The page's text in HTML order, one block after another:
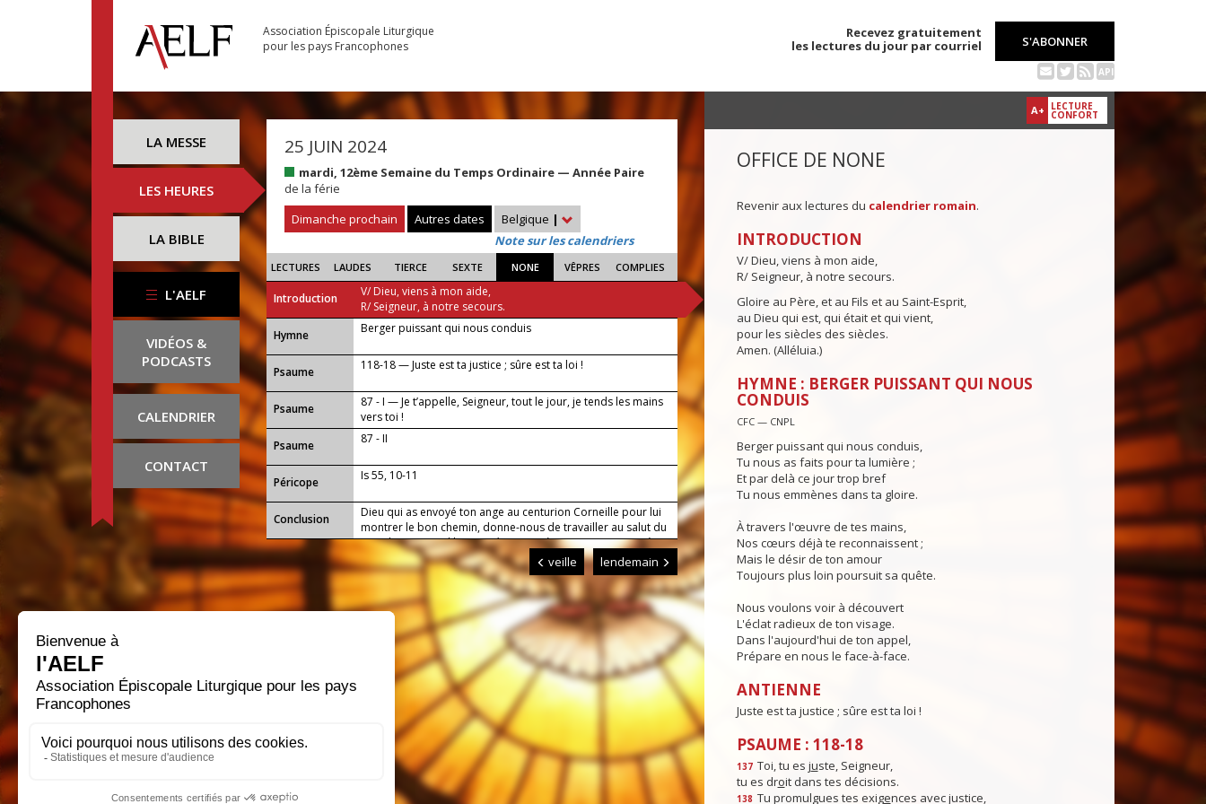
Association Épiscopale Liturgique
pour les pays Francophones
Recevez gratuitement
les lectures du jour par courriel
S'ABONNER
API
LA MESSE
LES HEURES
LA BIBLE
L'AELF
VIDÉOS &
PODCASTS
CALENDRIER
CONTACT
25 JUIN 2024
mardi, 12ème Semaine du Temps Ordinaire — Année Paire
de la férie
Dimanche prochain
Autres dates Belgique |
Note sur les calendriers
LECTURES LAUDES TIERCE SEXTE NONE VÊPRES COMPLIES
Introduction
V/ Dieu, viens à mon aide,
R/ Seigneur, à notre secours.
...
Hymne Berger puissant qui nous conduis
Psaume 118-18 — Juste est ta justice ; sûre est ta loi !
Psaume
87 - I — Je t’appelle, Seigneur, tout le jour, je tends les mains
vers toi !
Psaume
87 - II
Péricope Is 55, 10-11
Conclusion
Dieu qui as envoyé ton ange au centurion Corneille pour lui
montrer le bon chemin, donne-nous de travailler au salut du
monde : qu'avec l'humanité tout entière, en communion à
ton Église, nous parvenions jusqu'à toi.veille lendemain
A+ LECTURE
CONFORT
OFFICE DE NONE
Revenir aux lectures du calendrier romain.
INTRODUCTION
V/ Dieu, viens à mon aide,
R/ Seigneur, à notre secours.
Gloire au Père, et au Fils et au Saint-Esprit,
au Dieu qui est, qui était et qui vient,
pour les siècles des siècles.
Amen. (Alléluia.)
HYMNE : BERGER PUISSANT QUI NOUS
CONDUIS
CFC — CNPL
Berger puissant qui nous conduis,
Tu nous as faits pour ta lumière ;
Et par delà ce jour trop bref
Tu nous emmènes dans ta gloire.
À travers l'œuvre de tes mains,
Nos cœurs déjà te reconnaissent ;
Mais le désir de ton amour
Toujours plus loin poursuit sa quête.
Nous voulons voir à découvert
L'éclat radieux de ton visage.
Dans l'aujourd'hui de ton appel,
Prépare en nous le face-à-face.
ANTIENNE
Juste est ta justice ; sûre est ta loi !
PSAUME : 118-18
137 Toi, tu es juste, Seigneur,
tu es droit dans tes décisions.
138 Tu promulgues tes exigences avec justice,